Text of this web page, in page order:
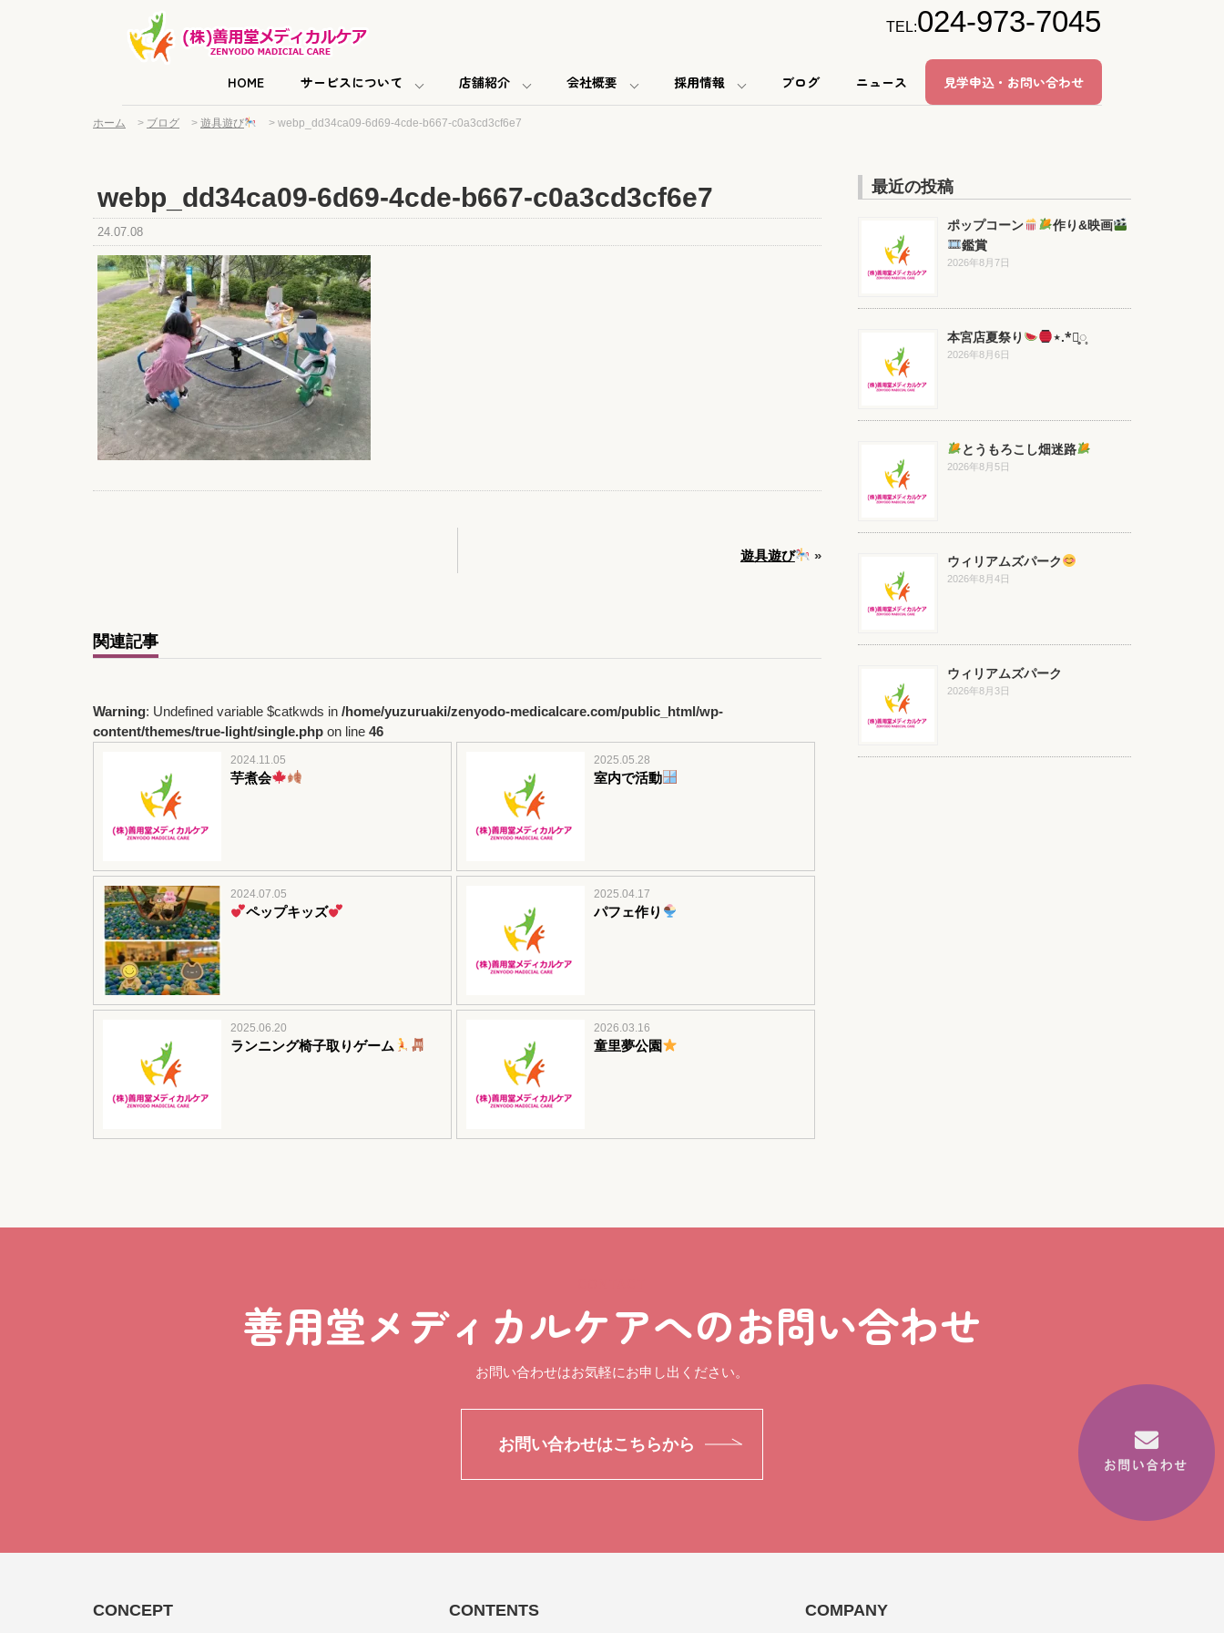
HOME サービスについて 店舗紹介 会社概要 採用情報 ブログ ニュース 見学申込・お問い合わせ
TEL:024-973-7045
ホーム > ブログ > 遊具遊び > webp_dd34ca09-6d69-4cde-b667-c0a3cd3cf6e7
webp_dd34ca09-6d69-4cde-b667-c0a3cd3cf6e7
24.07.08
遊具遊び »
関連記事
Warning: Undefined variable $catkwds in /home/yuzuruaki/zenyodo-medicalcare.com/public_html/wp-
content/themes/true-light/single.php on line 46
2024.11.05
芋煮会
2025.05.28
室内で活動
2024.07.05
ペップキッズ
2025.04.17
パフェ作り
2025.06.20
ランニング椅子取りゲーム
2026.03.16
童里夢公園
最近の投稿
ポップコーン
作り&映画
鑑賞
2026年8月7日
本宮店夏祭り ⋆.*⃝̥◌̥
2026年8月6日
とうもろこし畑迷路
2026年8月5日
ウィリアムズパーク
2026年8月4日
ウィリアムズパーク
2026年8月3日
善用堂メディカルケアへのお問い合わせ
お問い合わせはお気軽にお申し出ください。
お問い合わせはこちらから
CONCEPT CONTENTS COMPANY